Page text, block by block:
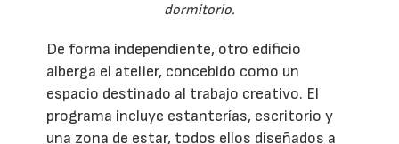
dormitorio.
De forma independiente, otro edificio
alberga el atelier, concebido como un
espacio destinado al trabajo creativo. El
programa incluye estanterías, escritorio y
una zona de estar, todos ellos diseñados a